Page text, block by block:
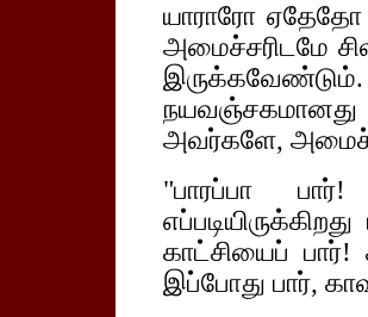
யாராரோ
அமைச்சரிடமே
நயவஞ்சகமானது
அவர்களே,
"பாரப்பா
காட்சியைப்
இப்போது பார்,